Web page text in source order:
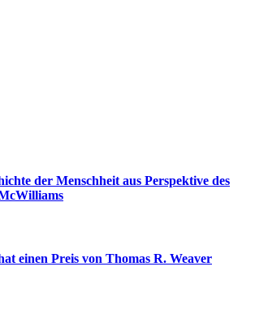
der Menschheit aus Perspektive des
einen Preis von Thomas R. Weaver